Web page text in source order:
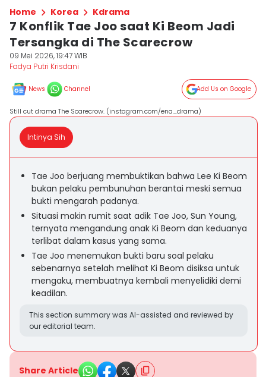
Home Korea Kdrama
7 Konflik Tae Joo saat Ki Beom Jadi
Tersangka di The Scarecrow
09 Mei 2026, 19:47 WIB
Fadya Putri Krisdani
News Channel Add Us on Google
Still cut drama The Scarecrow. (instagram.com/ena_drama)
Intinya Sih
Tae Joo berjuang membuktikan bahwa Lee Ki Beom
bukan pelaku pembunuhan berantai meski semua
bukti mengarah padanya.
Situasi makin rumit saat adik Tae Joo, Sun Young,
ternyata mengandung anak Ki Beom dan keduanya
terlibat dalam kasus yang sama.
Tae Joo menemukan bukti baru soal pelaku
sebenarnya setelah melihat Ki Beom disiksa untuk
mengaku, membuatnya kembali menyelidiki demi
keadilan.
This section summary was AI-assisted and reviewed by
our editorial team.
Share Article